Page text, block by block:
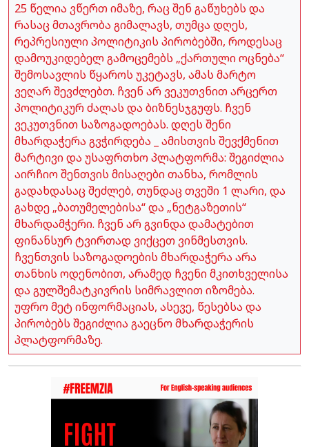
25 წელია ვწერთ იმაზე, რაც შენ გაწუხებს და
რასაც მთავრობა გიმალავს, თუმცა დღეს,
რეპრესიული პოლიტიკის პირობებში, როდესაც
დამოუკიდებელ გამოცემებს „ქართული ოცნება“
შემოსავლის წყაროს უკეტავს, ამას მარტო
ვეღარ შევძლებთ. ჩვენ არ ვეკუთვნით არცერთ
პოლიტიკურ ძალას და ბიზნესჯგუფს. ჩვენ
ვეკუთვნით საზოგადოებას. დღეს შენი
მხარდაჭერა გვჭირდება _ ამისთვის შევქმენით
მარტივი და უსაფრთხო პლატფორმა: შეგიძლია
აირჩიო შენთვის მისაღები თანხა, რომლის
გადახდასაც შეძლებ, თუნდაც თვეში 1 ლარი, და
გახდე „ბათუმელებისა“ და „ნეტგაზეთის“
მხარდამჭერი. ჩვენ არ გვინდა დამატებით
ფინანსურ ტვირთად ვიქცეთ ვინმესთვის.
ჩვენთვის საზოგადოების მხარდაჭერა არა
თანხის ოდენობით, არამედ ჩვენი მკითხველისა
და გულშემატკივრის სიმრავლით იზომება.
უფრო მეტ ინფორმაციას, ასევე, წესებსა და
პირობებს შეგიძლია გაეცნო მხარდაჭერის
პლატფორმაზე.